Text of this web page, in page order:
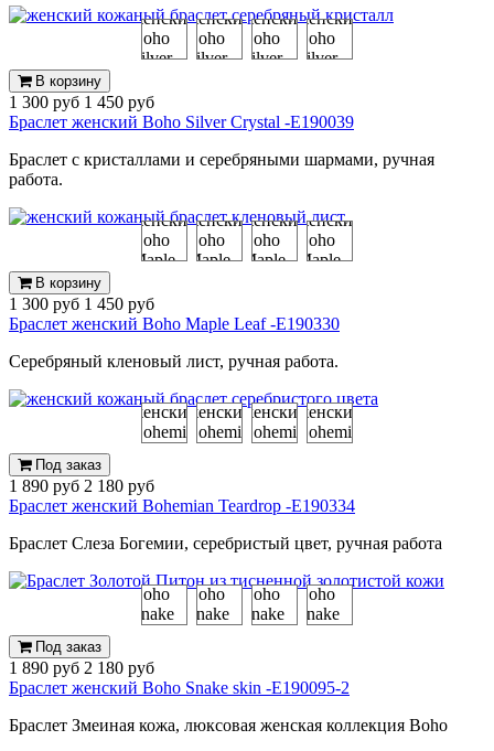
В корзину
1 300 руб 1 450 руб
Браслет женский Boho Silver Crystal -E190039
Браслет с кристаллами и серебряными шармами, ручная
работа.
В корзину
1 300 руб 1 450 руб
Браслет женский Boho Maple Leaf -E190330
Серебряный кленовый лист, ручная работа.
Под заказ
1 890 руб 2 180 руб
Браслет женский Bohemian Teardrop -Е190334
Браслет Слеза Богемии, серебристый цвет, ручная работа
Под заказ
1 890 руб 2 180 руб
Браслет женский Boho Snake skin -E190095-2
Браслет Змеиная кожа, люксовая женская коллекция Boho